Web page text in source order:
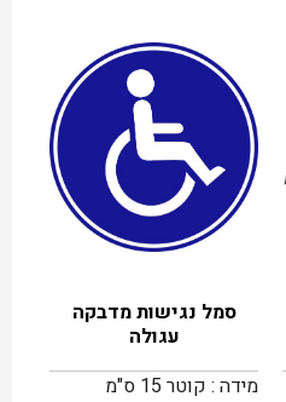
סמל נגישות מדבקה
עגולה
מידה : קוטר 15 ס"מ